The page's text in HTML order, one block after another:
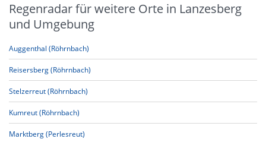
Regenradar für weitere Orte in Lanzesberg
und Umgebung
Auggenthal (Röhrnbach)
Reisersberg (Röhrnbach)
Stelzerreut (Röhrnbach)
Kumreut (Röhrnbach)
Marktberg (Perlesreut)